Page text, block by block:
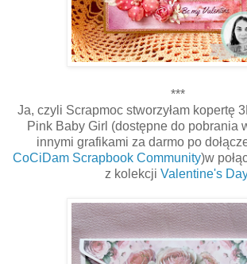
***
Ja, czyli Scrapmoc stworzyłam kopertę
Pink Baby Girl (dostępne do pobrania
innymi grafikami za darmo po
CoCiDam Scrapbook Community)w
z kolekcji Valentine's Day